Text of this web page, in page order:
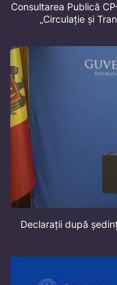
Consultarea Publică
„Circulație și
Declarații după